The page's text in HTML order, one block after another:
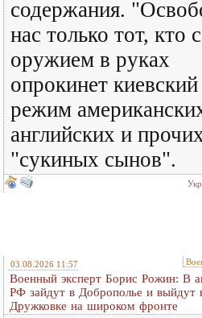
содержания.
нас только тот, кто с
оружием в руках
опрокинет киевский
режим
английских и
"сукиных сынов".
03.08.2026 11:57
Военный эксперт Борис Рожин: В
РФ зайдут в Доброполье и выйдут
Дружковке на широком фронте